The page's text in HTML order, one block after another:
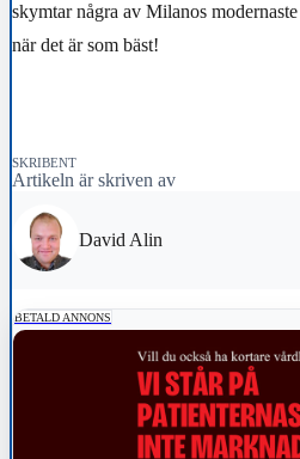
skymtar några av Milanos
när det är som bäst!
SKRIBENT
Artikeln är skriven av
David Alin
BETALD ANNONS